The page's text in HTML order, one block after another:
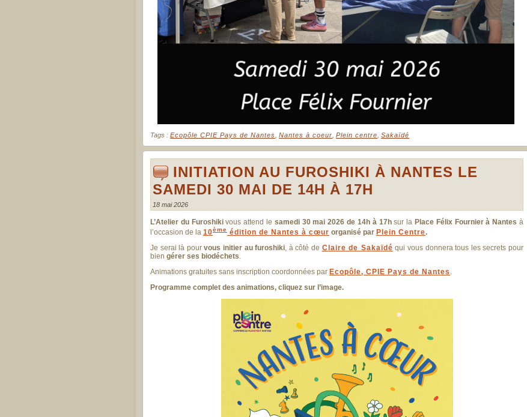
Tags : Ecopôle CPIE Pays de Nantes Nantes à coeur Plein centre Sakaïdé
INITIATION AU FUROSHIKI À NANTES LE
SAMEDI 30 MAI DE 14H À 17H
18 mai 2026
L’Atelier du Furoshikivous attend le samedi 30 mai 2026 de 14h à 17hsur la Place Félix Fournier à Nantes à
l’occasion de la 10ème édition de Nantes à cœur organisé par Plein Centre.
Je serai là pourvous initier au furoshiki , à côté de Claire de Sakaïdé qui vous donnera tous les secrets pour
bien gérer ses biodéchets
Animations gratuites sans inscription coordonnées par Ecopôle, CPIE Pays de Nantes
Programme complet des animations, cliquez sur l’image.